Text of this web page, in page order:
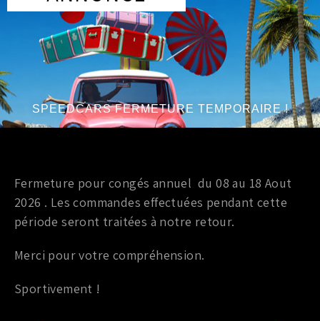
VOUS AIMEREZ PEUT-ÊTRE AUSSI…
Marque
JDM
Année du véhicule:à partir de 2003
Série:V6 3.5L
Accessoires interieur
MOTEUR DE VERROUILLAGE
DE TOIT OUVRANT NISSAN
SPEEDCARS FERMETURE TEMPORAIRE !
Fermeture pour congés annuel du 08 au 18 Aout
2026 . Les commandes effectuées pendant cette
période seront traitées à notre retour.
Merci pour votre compréhension.
Sportivement !